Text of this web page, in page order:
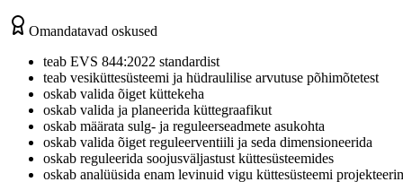
Omandatavad oskused
teab EVS 844:2022 standardist
teab vesiküttesüsteemi ja hüdraulilise arvutuse põhimõtetest
oskab valida õiget küttekeha
oskab valida ja planeerida küttegraafikut
oskab määrata sulg- ja reguleerseadmete asukohta
oskab valida õiget reguleerventiili ja seda dimensioneerida
oskab reguleerida soojusväljastust küttesüsteemides
oskab analüüsida enam levinuid vigu küttesüsteemi